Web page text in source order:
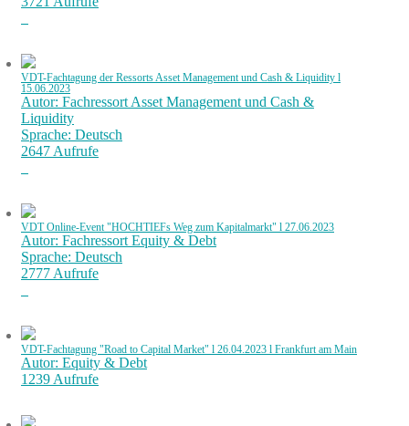
VDT-Fachtagung der Ressorts Asset Management und Cash & Liquidity l
15.06.2023
Autor: Fachressort Asset Management und Cash &
Liquidity
Sprache: Deutsch
2647 Aufrufe
VDT Online-Event "HOCHTIEFs Weg zum Kapitalmarkt" l 27.06.2023
Autor: Fachressort Equity & Debt
Sprache: Deutsch
2777 Aufrufe
VDT-Fachtagung "Road to Capital Market" l 26.04.2023 l Frankfurt am Main
Autor: Equity & Debt
1239 Aufrufe